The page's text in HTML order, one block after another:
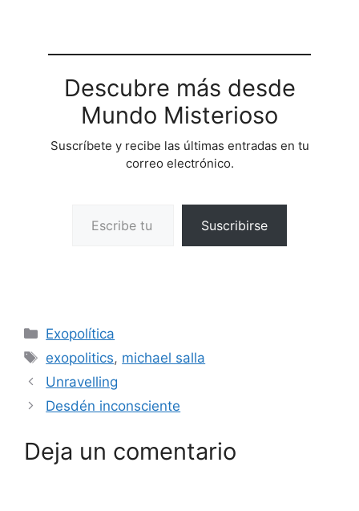
Descubre más desde
Mundo Misterioso
Suscríbete y recibe las últimas entradas en tu
correo electrónico.
Suscribirse
Categorías
Exopolítica
Etiquetas
exopolitics, michael salla
Unravelling
Desdén inconsciente
Deja un comentario